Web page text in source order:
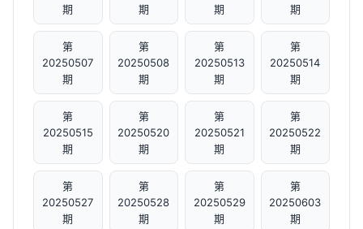
期
期
期
期
第
20250507
期
第
20250508
期
第
20250513
期
第
20250514
期
第
20250515
期
第
20250520
期
第
20250521
期
第
20250522
期
第
20250527
期
第
20250528
期
第
20250529
期
第
20250603
期